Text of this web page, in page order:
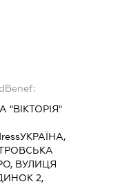
"ВІКТОРІЯ"
УКРАЇНА,
ВУЛИЦЯ
2,